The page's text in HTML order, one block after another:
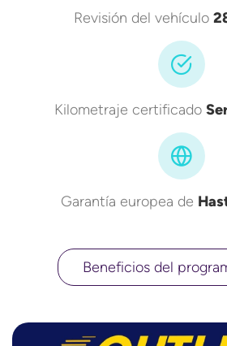
Revisión del vehículo
Kilometraje certificado
Garantía europea de
Beneficios del